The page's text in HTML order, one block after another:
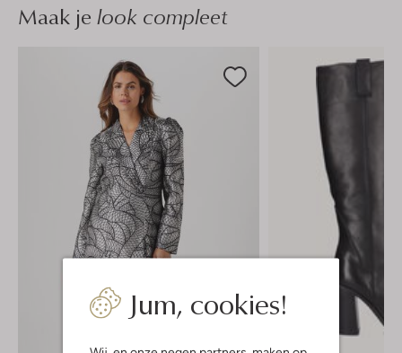
Jum, cookies!
Maak je look compleet